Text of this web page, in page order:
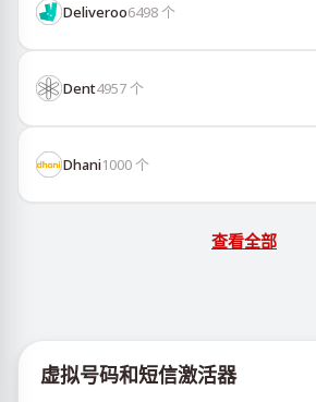
Deliveroo6498个
Dent4957个
Dhani1000个
查看全部
虚拟号码和短信激活器